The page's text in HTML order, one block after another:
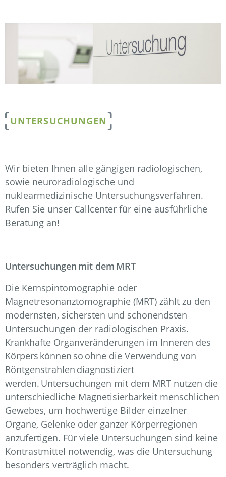
UNTERSUCHUNGEN
Wir bieten Ihnen alle gängigen radiologischen,
sowie neuroradiologische und
nuklearmedizinische Untersuchungsverfahren.
Rufen Sie unser Callcenter für eine ausführliche
Beratung an!
Untersuchungen mit dem MRT
Die Kernspintomographie oder
Magnetresonanztomographie (MRT) zählt zu den
modernsten, sichersten und schonendsten
Untersuchungen der radiologischen Praxis.
Krankhafte Organveränderungen im Inneren des
Körpers können so ohne die Verwendung von
Röntgenstrahlen diagnostiziert
werden. Untersuchungen mit dem MRT nutzen die
unterschiedliche Magnetisierbarkeit menschlichen
Gewebes, um hochwertige Bilder einzelner
Organe, Gelenke oder ganzer Körperregionen
anzufertigen. Für viele Untersuchungen sind keine
Kontrastmittel notwendig, was die Untersuchung
besonders verträglich macht.